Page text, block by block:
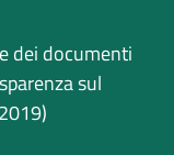
dei documenti
sul